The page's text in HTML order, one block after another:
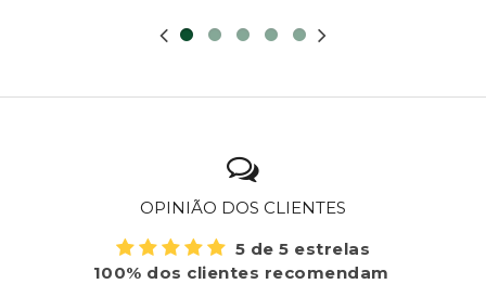
OPINIÃO DOS CLIENTES
5 de 5 estrelas
100% dos clientes recomendam